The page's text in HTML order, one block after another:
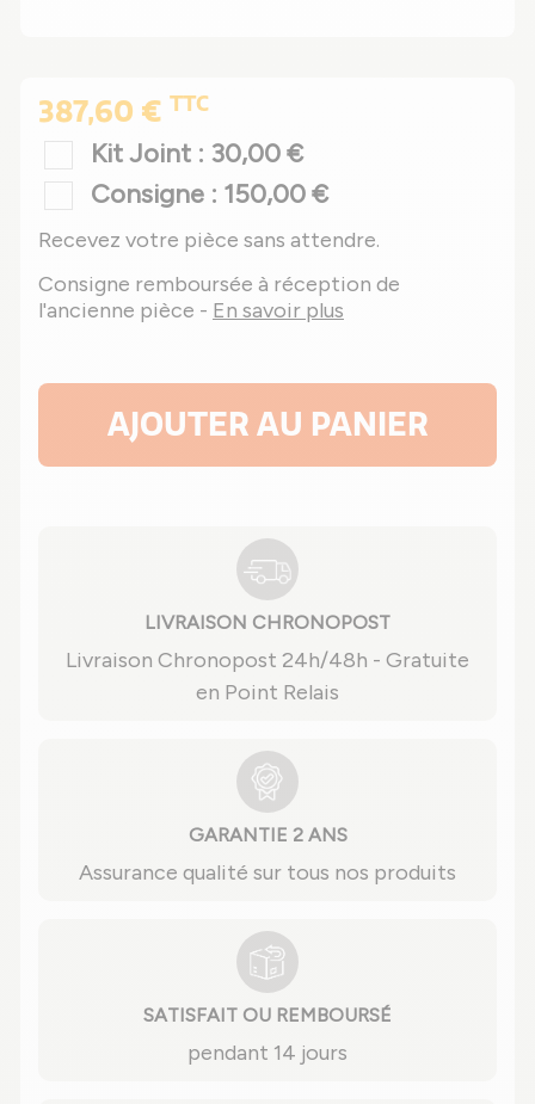
387,60 € TTC
Kit Joint : 30,00 €
Consigne : 150,00 €
Recevez votre pièce sans attendre.
Consigne remboursée à réception de
l'ancienne pièce - En savoir plus
AJOUTER AU PANIER
LIVRAISON CHRONOPOST
Livraison Chronopost 24h/48h - Gratuite
en Point Relais
GARANTIE 2 ANS
Assurance qualité sur tous nos produits
SATISFAIT OU REMBOURSÉ
pendant 14 jours